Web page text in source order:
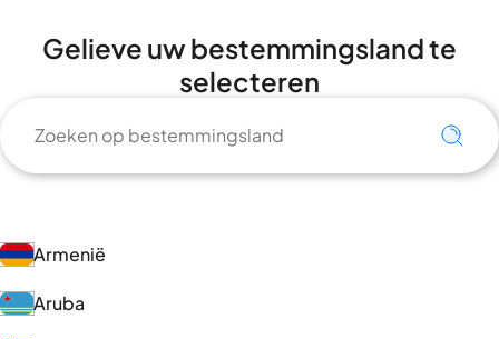
Gelieve uw bestemmingsland te
selecteren
Armenië
Aruba